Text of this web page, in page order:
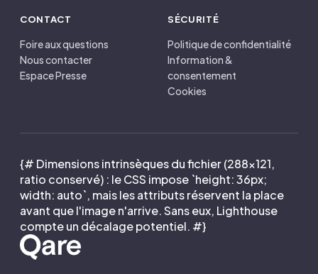
CONTACT
Foire aux questions
Nous contacter
Espace Presse
SÉCURITÉ
Politique de confidentialité
Information &
consentement
Cookies
{# Dimensions intrinsèques du fichier (288×121,
ratio conservé) : le CSS impose `height: 36px;
width: auto`, mais les attributs réservent la place
avant que l'image n'arrive. Sans eux, Lighthouse
compte un décalage potentiel. #}